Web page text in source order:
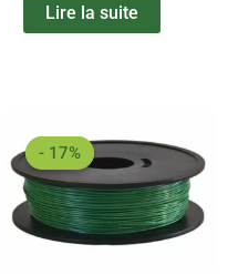
Lire la suite
- 17%
- 17%
prix
initial
était :
28,20 €.
prix
actuel
est :
23,50 €.